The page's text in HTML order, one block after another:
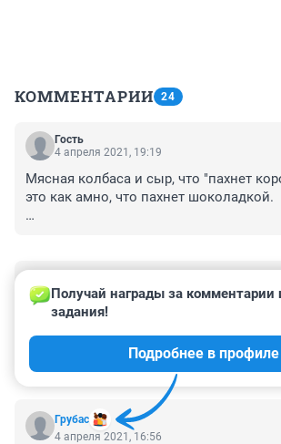
КОММЕНТАРИИ 24
Гость
4 апреля 2021, 19:19
Мясная колбаса и сыр, что "пахнет
это как амно, что пахнет шоколадкой.
4 апреля 2021, 18:49
Собрались диванные эксперты,
большее в жизни, сходили в Пятёрку
работают и будут зарабатывать. А вы
и винить во всём обстоятельства и
со своих диванов и идите
болтать хотя бы. Эти люди скорее
ваши комментарии-им некогда.
Грубас
Получай награды за комментарии
задания!
Подробнее в профиле
4 апреля 2021, 16:56